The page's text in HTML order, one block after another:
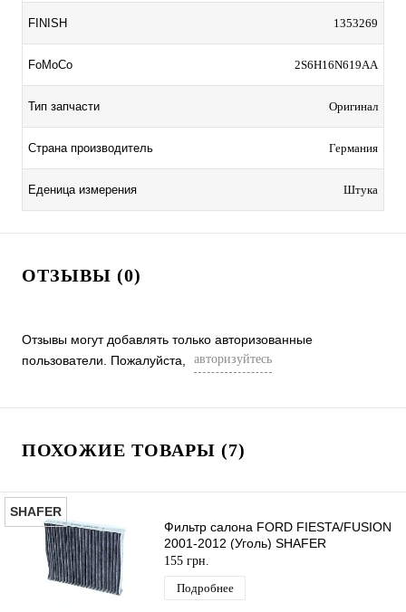
FINISH 1353269
FoMoCo 2S6H16N619AA
Тип запчасти Оригинал
Страна производитель Германия
Еденица измерения Штука
ОТЗЫВЫ (0)
Отзывы могут добавлять только авторизованные
пользователи. Пожалуйста,
авторизуйтесь
ПОХОЖИЕ ТОВАРЫ (7)
SHAFER
Фильтр салона FORD FIESTA/FUSION
2001-2012 (Уголь) SHAFER
155 грн.
Подробнее